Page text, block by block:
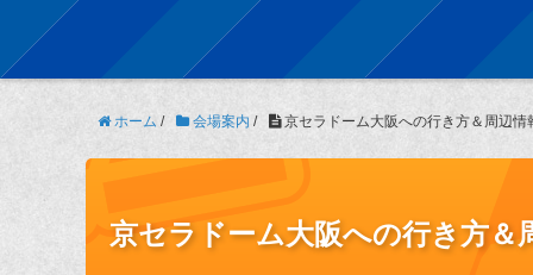
ホーム / 会場案内 / 京セラドーム大阪への行き方＆周辺情
京セラドーム大阪への行き方＆